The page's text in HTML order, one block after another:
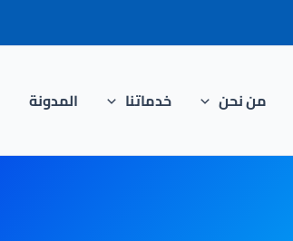
من نحن خدماتنا المدونة